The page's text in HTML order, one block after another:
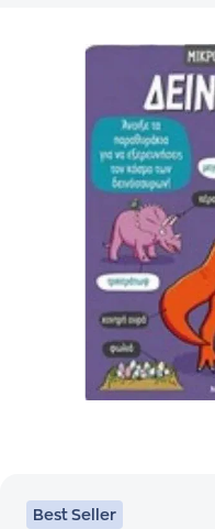
Best Seller